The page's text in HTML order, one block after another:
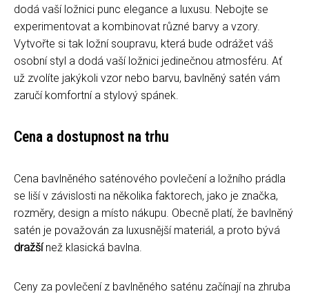
dodá vaší ložnici punc elegance a luxusu. Nebojte se
experimentovat a kombinovat různé barvy a vzory.
Vytvořte si tak ložní soupravu, která bude odrážet váš
osobní styl a dodá vaší ložnici jedinečnou atmosféru. Ať
už zvolíte jakýkoli vzor nebo barvu, bavlněný satén vám
zaručí komfortní a stylový spánek.
Cena a dostupnost na trhu
Cena bavlněného saténového povlečení a ložního prádla
se liší v závislosti na několika faktorech, jako je značka,
rozměry, design a místo nákupu. Obecně platí, že bavlněný
satén je považován za luxusnější materiál, a proto bývá
dražšínež klasická bavlna.
Ceny za povlečení z bavlněného saténu začínají na zhruba